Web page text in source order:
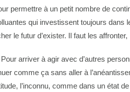
permettre à un petit nombre de
qui investissent toujours
le futur d’exister. Il faut les
Pour arriver à agir avec d’autres
comme ça sans aller à
l’inconnu, comme dans un état